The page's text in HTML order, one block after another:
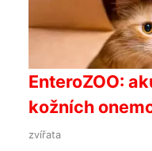
EnteroZOO:
kožních
zvířata